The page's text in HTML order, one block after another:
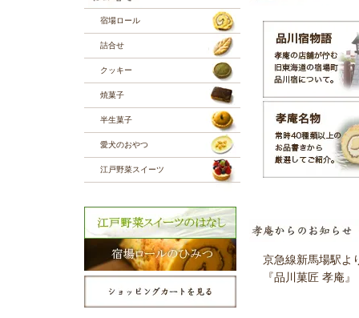
宿場ロール
詰合せ
クッキー
焼菓子
半生菓子
愛犬のおやつ
江戸野菜スイーツ
京急線新馬場駅よ
『品川菓匠 孝庵